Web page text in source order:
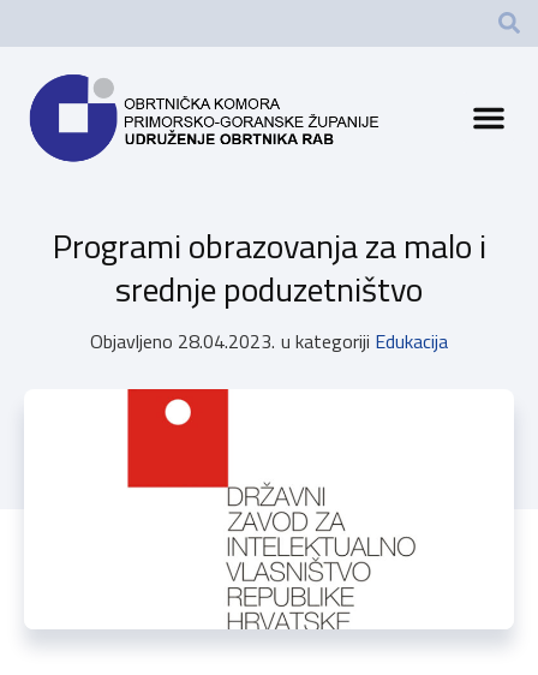
Programi obrazovanja za malo i
srednje poduzetništvo
Objavljeno 28.04.2023. u kategoriji Edukacija